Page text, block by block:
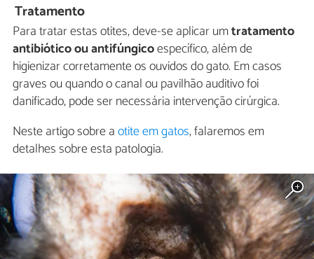
Tratamento
Para tratar estas otites, deve-se aplicar umtratamento
antibiótico ou antifúngicoespecífico, além de
higienizar corretamente os ouvidos do gato. Em casos
graves ou quando o canal ou pavilhão auditivo foi
danificado, pode ser necessária intervenção cirúrgica.
Neste artigo sobre aotite em gatos, falaremos em
detalhes sobre esta patologia.